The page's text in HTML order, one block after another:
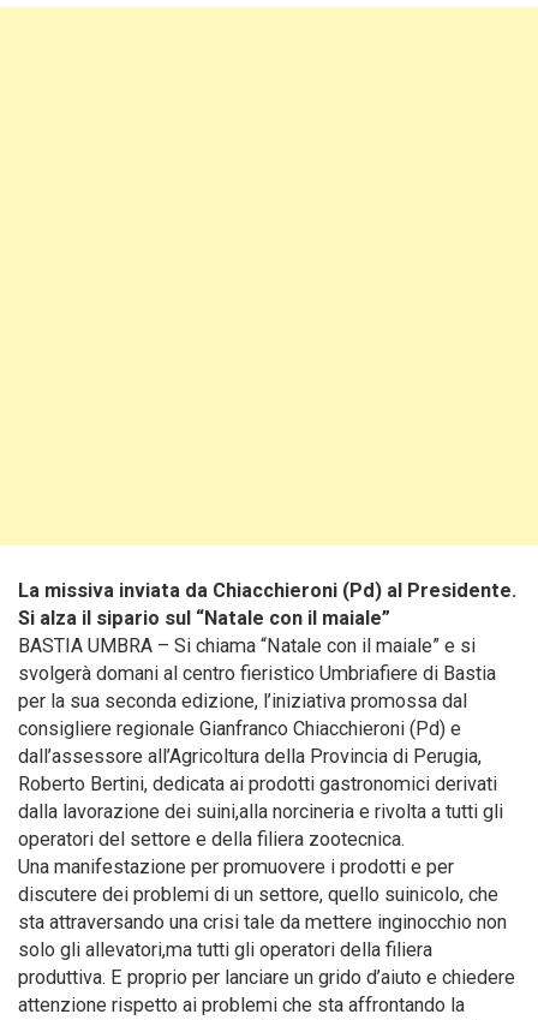
La missiva inviata da Chiacchieroni (Pd) al Presidente.
Si alza il sipario sul “Natale con il maiale”
BASTIA UMBRA – Si chiama “Natale con il maiale” e si
svolgerà domani al centro fieristico Umbriafiere di Bastia
per la sua seconda edizione, l’iniziativa promossa dal
consigliere regionale Gianfranco Chiacchieroni (Pd) e
dall’assessore all’Agricoltura della Provincia di Perugia,
Roberto Bertini, dedicata ai prodotti gastronomici derivati
dalla lavorazione dei suini,alla norcineria e rivolta a tutti gli
operatori del settore e della filiera zootecnica.
Una manifestazione per promuovere i prodotti e per
discutere dei problemi di un settore, quello suinicolo, che
sta attraversando una crisi tale da mettere inginocchio non
solo gli allevatori,ma tutti gli operatori della filiera
produttiva. E proprio per lanciare un grido d’aiuto e chiedere
attenzione rispetto ai problemi che sta affrontando la